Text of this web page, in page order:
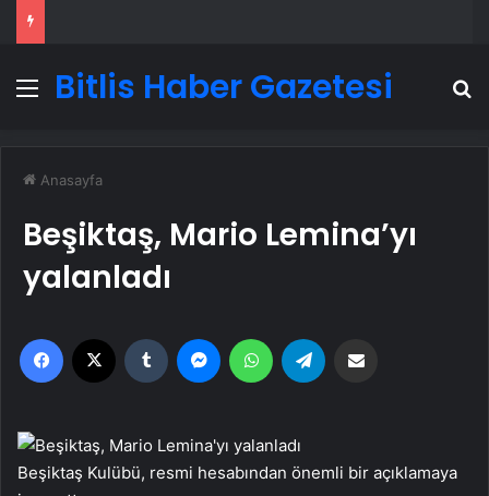
Menü
Bitlis Haber Gazetesi
Anasayfa
Beşiktaş, Mario Lemina’yı
yalanladı
Facebook Tumblr MessengerWhatsApp
Beşiktaş Kulübü, resmi hesabından önemli bir açıklamaya